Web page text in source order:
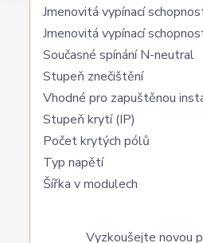
Jmenovitá vypínací
Jmenovitá vypínací
Současné spínání N-neutral
Stupeň znečištění
Vhodné pro zapuštěnou
Stupeň krytí (IP)
Počet krytých pólů
Typ napětí
Šířka v modulech
Vyzkoušejte novou